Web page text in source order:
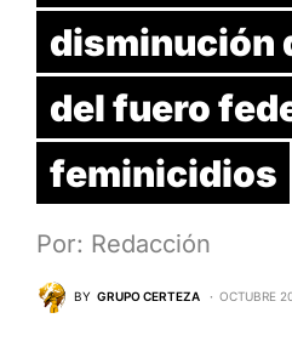
disminución
del fuero
feminicidios
Por: Redacción
BY GRUPO CERTEZA OCTUBRE